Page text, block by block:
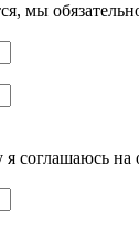
мы
соглашаюсь на